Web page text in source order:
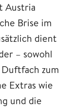
Austria
Brise im
dient
– sowohl
zum
Extras wie
und die